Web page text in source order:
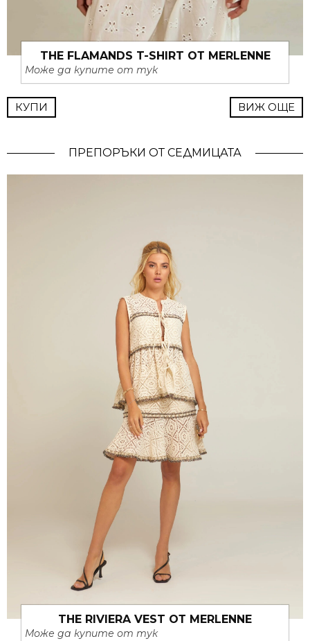
THE FLAMANDS T-SHIRT ОТ MERLENNE
Може да купите от тук
КУПИ ВИЖ ОЩЕ
ПРЕПОРЪКИ ОТ СЕДМИЦАТА
THE RIVIERA VEST ОТ MERLENNE
Може да купите от тук